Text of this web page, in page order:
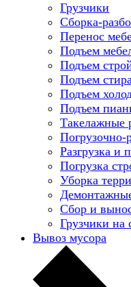
Грузчики
Сборка-
Перенос
Подъем
Подъем
Подъем
Подъем
Подъем
Такелажные
Погрузочно-
Разгрузка и
Погрузка
Уборка
Сбор и
Грузчики на
Вывоз мусора